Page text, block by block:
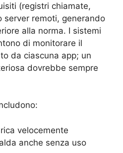
(registri chiamate,
server remoti, generando
alla norma. I sistemi
di monitorare il
da ciascuna app; un
dovrebbe sempre
velocemente
anche senza uso